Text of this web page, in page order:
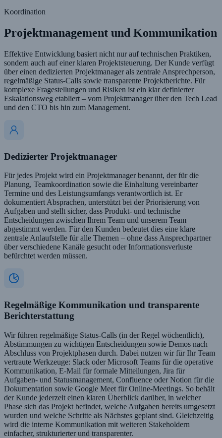
Koordination
Projektmanagement und Kommunikation
Effektive Entwicklung basiert nicht nur auf technischen Praktiken,
sondern auch auf einer klaren Projektsteuerung. Der Kunde verfügt
über einen dedizierten Projektmanager als zentrale Ansprechperson,
regelmäßige Status-Calls sowie transparente Projektberichte. Für
komplexe Fragestellungen und Risiken ist ein klar definierter
Eskalationsweg etabliert – vom Projektmanager über den Tech Lead
und den CTO bis hin zum Management.
Dedizierter Projektmanager
Für jedes Projekt wird ein Projektmanager benannt, der für die
Planung, Teamkoordination sowie die Einhaltung vereinbarter
Termine und des Leistungsumfangs verantwortlich ist. Er
dokumentiert Absprachen, unterstützt bei der Priorisierung von
Aufgaben und stellt sicher, dass Produkt- und technische
Entscheidungen zwischen Ihrem Team und unserem Team
abgestimmt werden. Für den Kunden bedeutet dies eine klare
zentrale Anlaufstelle für alle Themen – ohne dass Ansprechpartner
über verschiedene Kanäle gesucht oder Informationsverluste
befürchtet werden müssen.
Regelmäßige Kommunikation und transparente
Berichterstattung
Wir führen regelmäßige Status-Calls (in der Regel wöchentlich),
Abstimmungen zu wichtigen Entscheidungen sowie Demos nach
Abschluss von Projektphasen durch. Dabei nutzen wir für Ihr Team
vertraute Werkzeuge: Slack oder Microsoft Teams für die operative
Kommunikation, E-Mail für formale Mitteilungen, Jira für
Aufgaben- und Statusmanagement, Confluence oder Notion für die
Dokumentation sowie Google Meet für Online-Meetings. So behält
der Kunde jederzeit einen klaren Überblick darüber, in welcher
Phase sich das Projekt befindet, welche Aufgaben bereits umgesetzt
wurden und welche Schritte als Nächstes geplant sind. Gleichzeitig
wird die interne Kommunikation mit weiteren Stakeholdern
einfacher, strukturierter und transparenter.